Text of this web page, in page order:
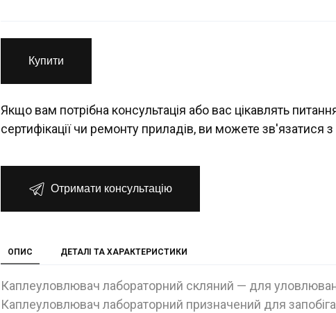
Купити
Якщо вам потрібна консультація або вас цікавлять
сертифікації чи ремонту приладів, ви можете зв'язатися
Отримати консультацію
ОПИС ДЕТАЛІ ТА ХАРАКТЕРИСТИКИ
Каплеуловлювач лабораторний скляний — для
Каплеуловлювач лабораторний призначений для